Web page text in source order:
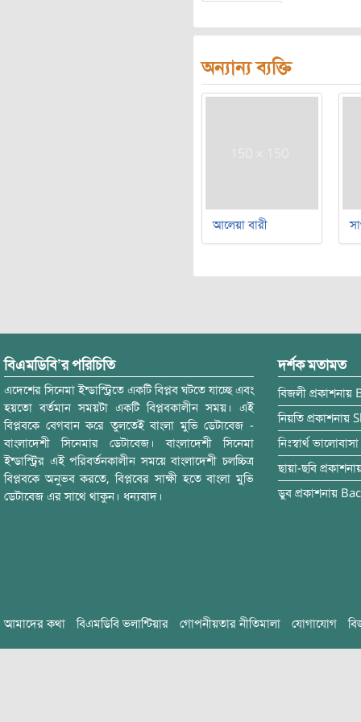
অন্যান্য ব্যক্তি
আলেয়া বারী
বিএমডিবি’র পরিচিতি
এদেশের সিনেমা ইন্ডাস্ট্রিতে একটি বিপ্লব ঘটতে যাচ্ছে এবং
হয়তো বর্তমান সময়টা একটি বিপ্লবকালীন সময়। এই
বিপ্লবকে বেগবান করে তুলতেই বাংলা মুভি ডেটাবেজ -
বাংলাদেশী সিনেমার ডেটাবেজ। বাংলাদেশী সিনেমা
ইন্ডাস্ট্রির এই পরিবর্তনকালীন সময়ে বাংলাদেশী চলচ্চিত্র
বিপ্লবকে অনুভব করতে, বিপ্লবের সাক্ষী হতে বাংলা মুভি
ডেটাবেজ এর সাথে থাকুন। ধন্যবাদ।
দর্শক মতামত
বিজলী প্রকাশনায়
নিয়তি প্রকাশনায়
নিঃস্বার্থ ভালোবাসা
ছায়া-ছবি
ডুব প্রকাশনায়
আমাদের কথা বিএমডিবি ভলান্টিয়ার গোপনীয়তার নীতিমালা যোগাযোগ